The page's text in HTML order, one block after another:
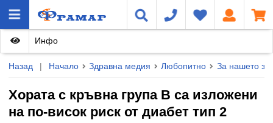
Назад | Начало Здравна медия Любопитно За нашето
Хората с кръвна група В са изложени
на по-висок риск от диабет тип 2
Инфо